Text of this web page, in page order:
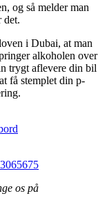
og så melder man
det.
i Dubai, at man
alkoholen over
trygt aflevere din bil
få stemplet din p-
os på